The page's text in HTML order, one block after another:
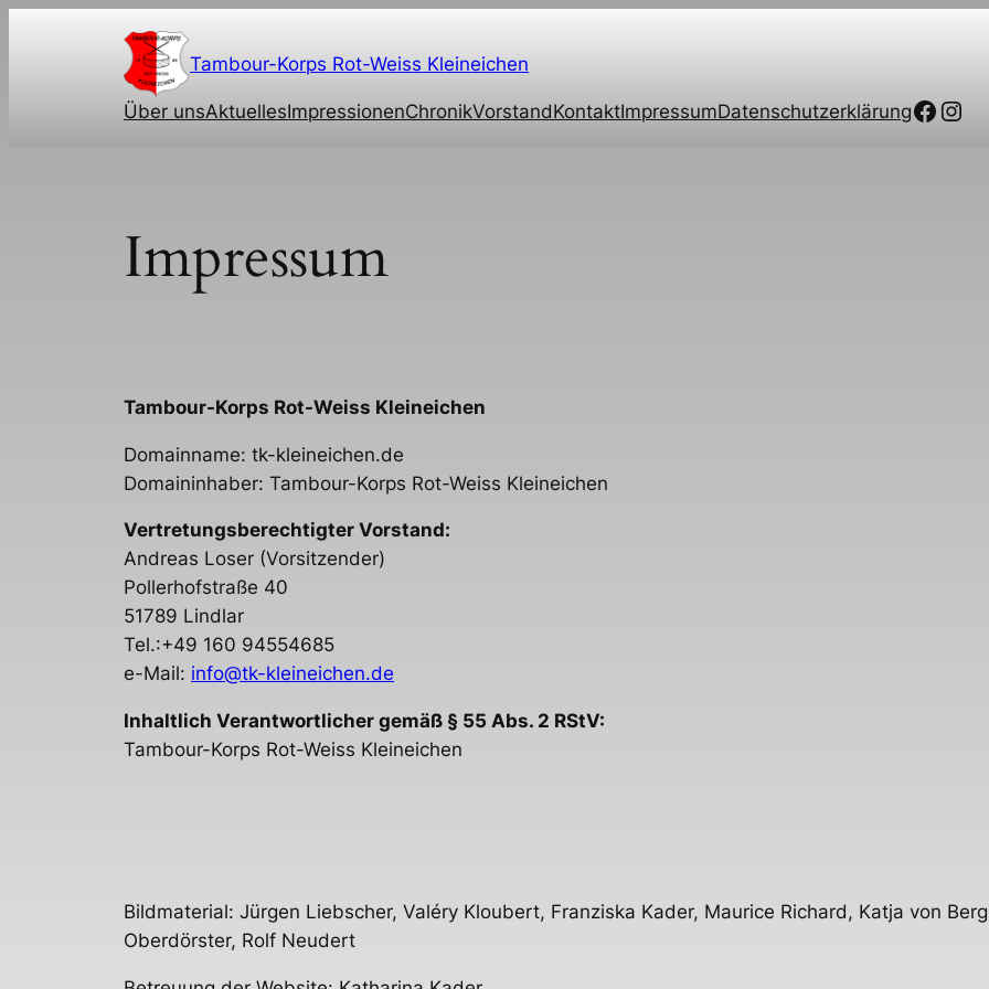
Tambour-Korps Rot-Weiss Kleineichen
Über unsAktuellesImpressionenChronikVorstandKontaktImpressumDatenschutzerklärung
Impressum
Tambour-Korps Rot-Weiss Kleineichen
Domainname: tk-kleineichen.de
Domaininhaber: Tambour-Korps Rot-Weiss Kleineichen
Vertretungsberechtigter Vorstand:
Andreas Loser (Vorsitzender)
Pollerhofstraße 40
51789 Lindlar
Tel.:+49 160 94554685
e-Mail: info@tk-kleineichen.de
Inhaltlich Verantwortlicher gemäß § 55 Abs. 2 RStV:
Tambour-Korps Rot-Weiss Kleineichen
Bildmaterial: Jürgen Liebscher, Valéry Kloubert, Franziska Kader, Maurice Richard, Katja von
Oberdörster, Rolf Neudert